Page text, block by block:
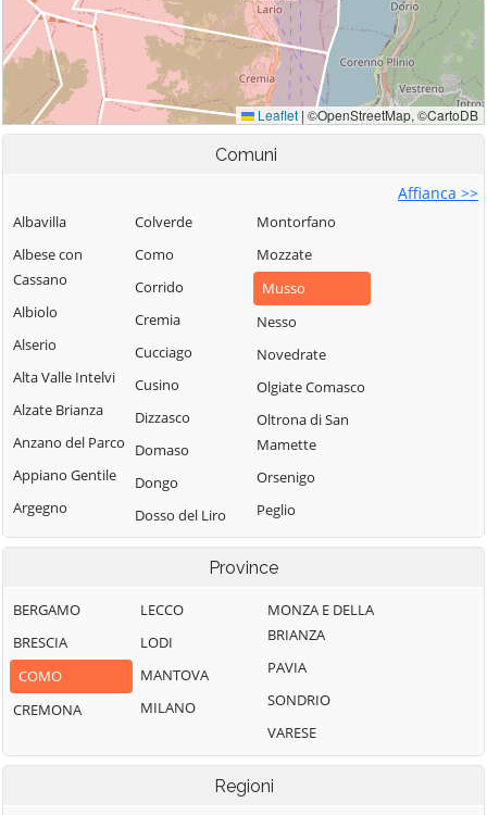
Comuni
Affianca >>
Albavilla
Albese con
Cassano
Albiolo
Alserio
Alta Valle Intelvi
Alzate Brianza
Anzano del Parco
Appiano Gentile
Argegno
Arosio
Barni
Bellagio
Bene Lario
Beregazzo con
Binago
Colverde
Como
Corrido
Cremia
Cucciago
Cusino
Dizzasco
Domaso
Dongo
Dosso del Liro
Erba
Faggeto Lario
Faloppio
Fenegrò
Figino Serenza
Montorfano
Mozzate
Musso
Nesso
Novedrate
Olgiate Comasco
Oltrona di San
Mamette
Orsenigo
Peglio
Pianello del Lario
Pigra
Plesio
Pognana Lario
Ponna
Ponte Lambro
Porlezza
Proserpio
Province
BERGAMO
BRESCIA
COMO
CREMONA
LECCO
LODI
MANTOVA
MILANO
MONZA E DELLA
BRIANZA
PAVIA
SONDRIO
VARESE
Regioni